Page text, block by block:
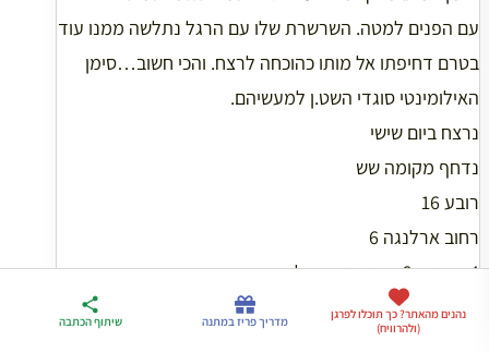
עם הפנים למטה. השרשרת שלו עם הרגל נתלשה ממנו עוד
בטרם דחיפתו אל מותו כהוכחה לרצח. והכי חשוב…סימן
האילומינטי סוגדי השט.ן למעשיהם.
נרצח ביום שישי
נדחף מקומה שש
רובע 16
רחוב ארלנגה 6
4 פעמים 6. סימן מובהק לרצח.
תקראו קצת תבינו.
הידעתם שבשווייץ בכוונה הציבו את מיטתו מול חלון עם
ארגז הכלים שלי
לטיול בצרפת
מדריך פריז
במתנה
דברו
איתי בווטסאפ
נהנים מהאתר? כך תוכלו לפרגן
(ולהרוויח)
מדריך פריז במתנה שיתוף הכתבה